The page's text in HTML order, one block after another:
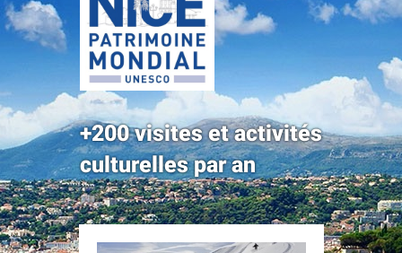
+200 visites et activités
culturelles par an